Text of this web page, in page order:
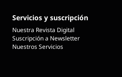
Servicios y suscripción
Nuestra Revista Digital
Suscripción a Newsletter
Nuestros Servicios